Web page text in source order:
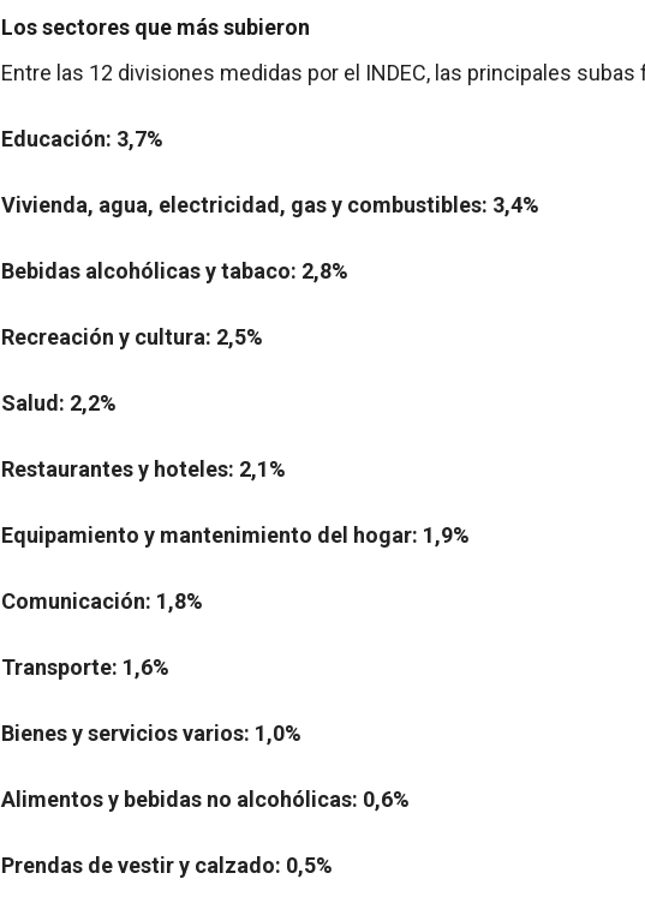
Los sectores que más subieron
Entre las 12 divisiones medidas por el INDEC, las principales subas
Educación: 3,7%
Vivienda, agua, electricidad, gas y combustibles: 3,4%
Bebidas alcohólicas y tabaco: 2,8%
Recreación y cultura: 2,5%
Salud: 2,2%
Restaurantes y hoteles: 2,1%
Equipamiento y mantenimiento del hogar: 1,9%
Comunicación: 1,8%
Transporte: 1,6%
Bienes y servicios varios: 1,0%
Alimentos y bebidas no alcohólicas: 0,6%
Prendas de vestir y calzado: 0,5%